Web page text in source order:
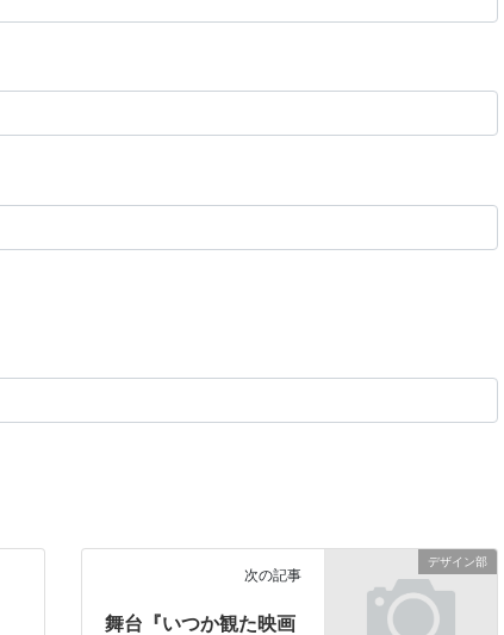
デザイン部
次の記事
舞台『いつか観た映画